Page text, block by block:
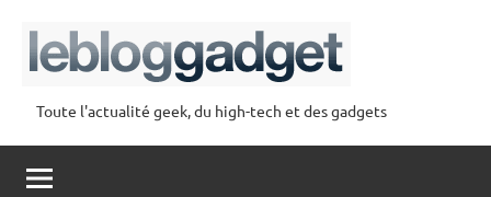
contenu
lebloggadget
Toute l'actualité geek, du high-tech et des gadgets